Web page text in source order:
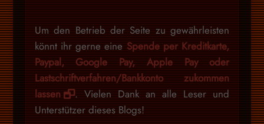
Um den Betrieb der Seite zu gewährleisten
könnt ihr gerne eine Spende per Kreditkarte,
Paypal, Google Pay, Apple Pay oder
Lastschriftverfahren/Bankkonto zukommen
lassen
. Vielen Dank an alle Leser und
Unterstützer dieses Blogs!